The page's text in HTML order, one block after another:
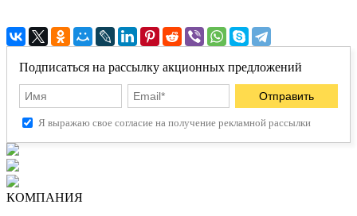
Подписаться на рассылку акционных предложений
Я выражаю свое согласие на получение рекламной рассылки
КОМПАНИЯ